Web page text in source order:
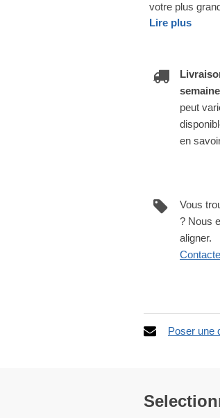
votre plus
Lire plus
peut
en
Vous
? Nous
aligner.
Poser une